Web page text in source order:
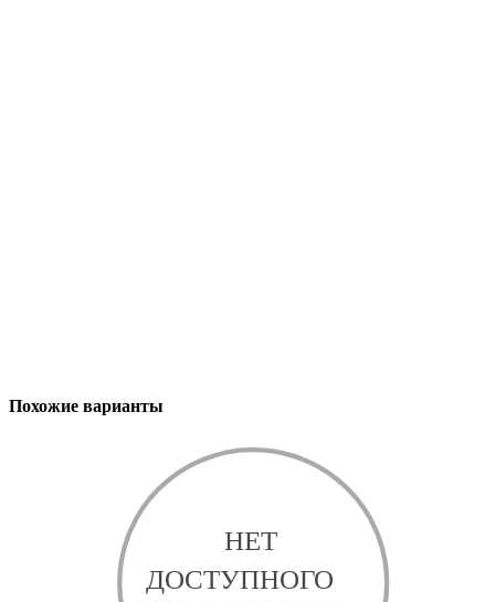
Похожие варианты